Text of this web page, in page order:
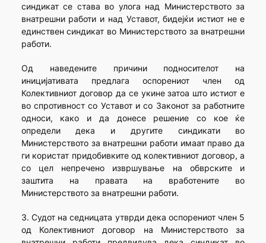
синдикат се става во улога над Министерството за
внатрешни работи и над Уставот, бидејќи истиот не е
единствен синдикат во Министерството за внатрешни
работи.
Од наведените причини подносителот на
иницијативата предлага оспорениот член од
Колективниот договор да се укине затоа што истиот е
во спротивност со Уставот и со Законот за работните
односи, како и да донесе решение со кое ќе
определи дека и другите синдикати во
Министерството за внатрешни работи имаат право да
ги користат придобивките од колективниот договор, а
со цел непречено извршување на обврските и
заштита на правата на вработените во
Министерството за внатрешни работи.
3. Судот на седницата утврди дека оспорениот член 5
од Колективниот договор на Министерството за